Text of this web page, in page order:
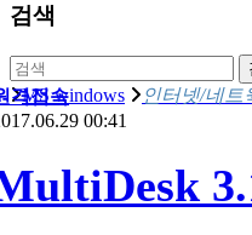
검색
MS windows 인터넷/네트
격접속
00:41